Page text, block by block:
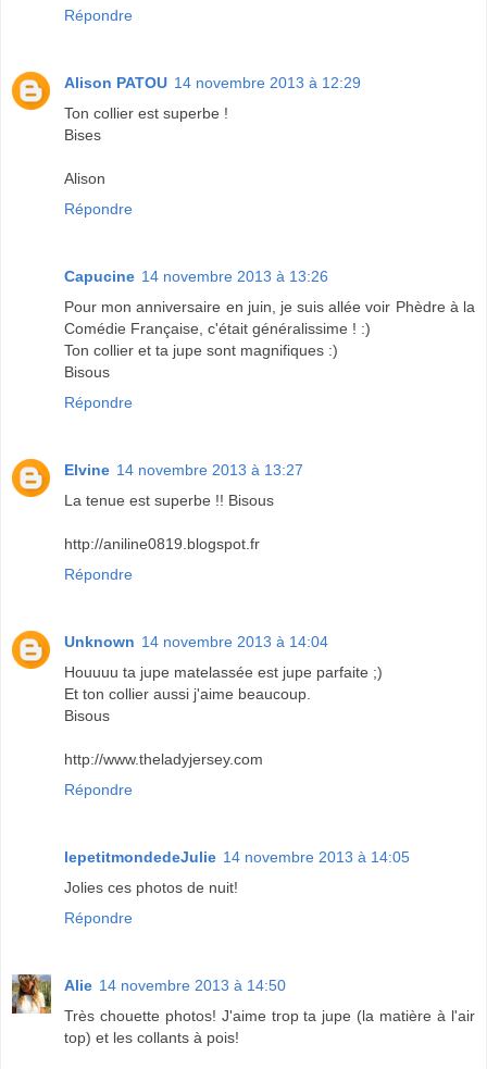
Répondre
Alison PATOU 14 novembre 2013 à 12:29
Ton collier est superbe !
Bises
Alison
Répondre
Capucine 14 novembre 2013 à 13:26
Pour mon anniversaire en juin, je suis allée voir Phèdre à la
Comédie Française, c'était généralissime ! :)
Ton collier et ta jupe sont magnifiques :)
Bisous
Répondre
Elvine 14 novembre 2013 à 13:27
La tenue est superbe !! Bisous
http://aniline0819.blogspot.fr
Répondre
Unknown 14 novembre 2013 à 14:04
Houuuu ta jupe matelassée est jupe parfaite ;)
Et ton collier aussi j'aime beaucoup.
Bisous
http://www.theladyjersey.com
Répondre
lepetitmondedeJulie 14 novembre 2013 à 14:05
Jolies ces photos de nuit!
Répondre
Alie 14 novembre 2013 à 14:50
Très chouette photos! J'aime trop ta jupe (la matière à l'air
top) et les collants à pois!